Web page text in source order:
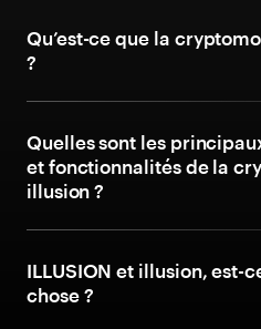
Qu’est-ce que la
?
Quelles sont les
et fonctionnalités de la
illusion ?
ILLUSION et illusion, est-
chose ?